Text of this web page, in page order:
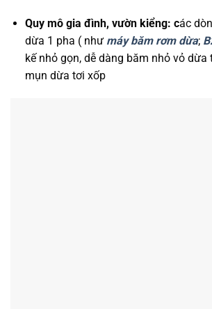
Quy mô gia đình, vườn kiểng: các
dừa 1 pha ( như máy băm rơm dừa;
kế nhỏ gọn, dễ dàng băm nhỏ vỏ
mụn dừa tơi xốp